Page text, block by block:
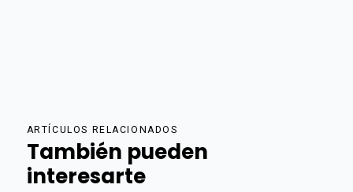
ARTÍCULOS RELACIONADOS
También pueden
interesarte